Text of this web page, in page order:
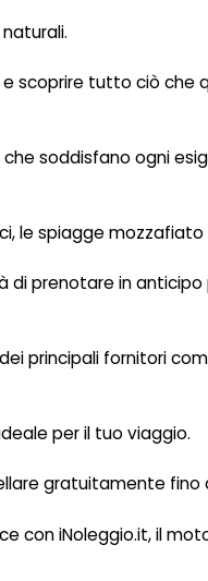
scoprire tutto ciò che
soddisfano ogni
spiagge mozzafiato
prenotare in anticipo
principali fornitori
per il tuo viaggio.
gratuitamente fino
con iNoleggio.it, il